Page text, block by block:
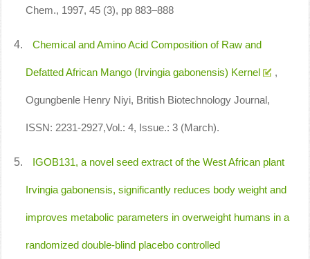
Chem., 1997, 45 (3), pp 883–888
Chemical and Amino Acid Composition of Raw and
Defatted African Mango (Irvingia gabonensis) Kernel ,
Ogungbenle Henry Niyi, British Biotechnology Journal,
ISSN: 2231-2927,Vol.: 4, Issue.: 3 (March).
IGOB131, a novel seed extract of the West African plant
Irvingia gabonensis, significantly reduces body weight and
improves metabolic parameters in overweight humans in a
randomized double-blind placebo controlled